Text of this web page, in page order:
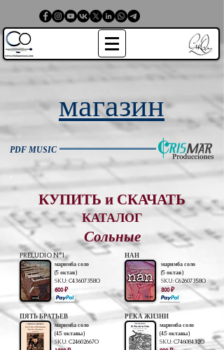
магазин
PDF MUSIC
КУПИТЬ и СКАЧАТЬ
КАТАЛОГ
Сольные
PRELUDIO N°1
маримба соло
(5 октав)
SKU: C43607358O
600 ₽
ПЯТЬ БРАТЬЕВ
маримба соло
(4.5 октавы)
SKU: C24602667O
НАН
маримба соло
(5 октав)
SKU: C62607358O
800 ₽
РЕКА ЖИЗНИ
маримба соло
(4.5 октавы)
SKU: C74608432O